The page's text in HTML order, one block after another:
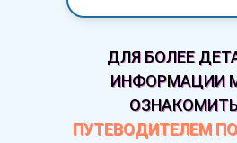
ДЛЯ БОЛЕЕ
ИНФОРМАЦИИ
ПУТЕВОДИТЕЛЕМ
ДЛЯ БОЛЕЕ
ИНФОРМАЦИИ
ПУТЕВОДИТЕЛЕМ